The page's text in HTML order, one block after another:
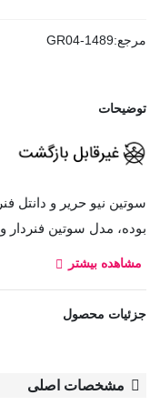
مرجع:GR04-1489
توضیحات
بوده، مدل سوتین
بند سوتین قابل
قزن سوتین: سه ردیف
ارغوانی: Wild
مشاهده بیشتر
جزئیات محصول
مشخصات اصلی